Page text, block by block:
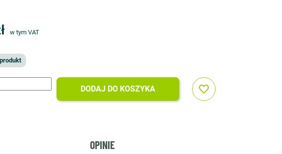
w tym VAT
DODAJ DO KOSZYKA favorite_border
OPINIE